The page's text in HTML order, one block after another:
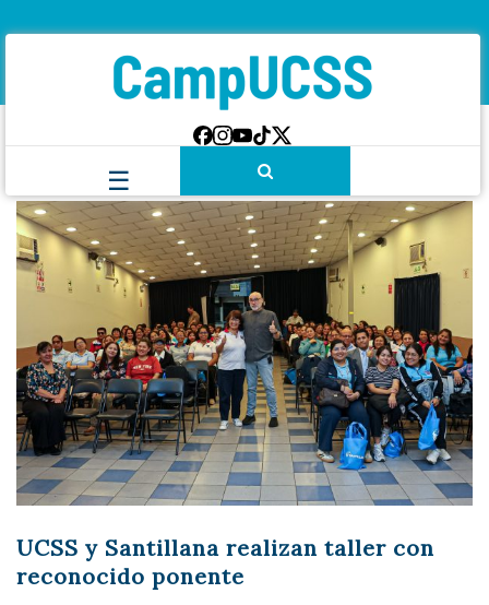
UCSS y Santillana realizan taller con
reconocido ponente